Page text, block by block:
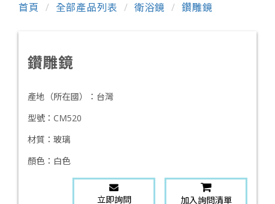
首頁 全部產品列表 衛浴鏡 鑽雕鏡
鑽雕鏡
產地（所在國）： 台灣
型號： CM520
材質： 玻璃
顏色： 白色
立即詢問 加入詢問清單